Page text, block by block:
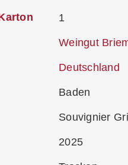
1
Weingut
Deutschland
Baden
Souvignier
2025